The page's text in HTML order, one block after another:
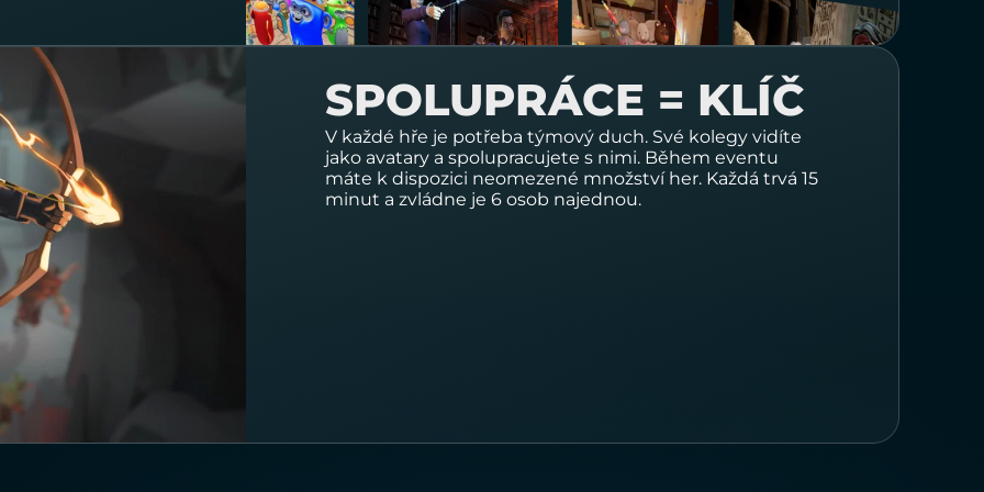
SPOLUPRÁCE = KLÍČ
V každé hře je potřeba týmový duch. Své kolegy vidíte
jako avatary a spolupracujete s nimi. Během eventu
máte k dispozici neomezené množství her. Každá trvá 15
minut a zvládne je 6 osob najednou.